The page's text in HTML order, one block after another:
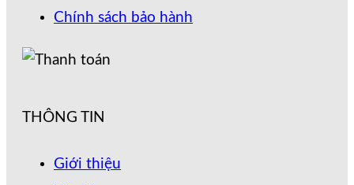
Chính sách bảo hành
THÔNG TIN
Giới thiệu